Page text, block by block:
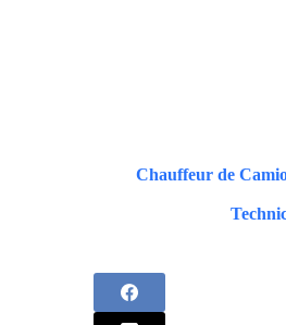
Chauffeur de